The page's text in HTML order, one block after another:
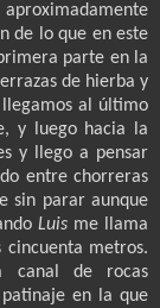
de lo que en este
parte en la
de hierba y
llegamos al último
y luego hacia la
y llego a pensar
entre chorreras
sin parar aunque
Luis me llama
cincuenta metros.
canal de rocas
en la que